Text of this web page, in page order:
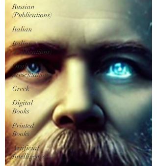
Russian
(Publications)
Italian
Italian
(Publications)
Oral
presentations
Greek
Digital
Books
Printed
Books
Artificial
Intelligence